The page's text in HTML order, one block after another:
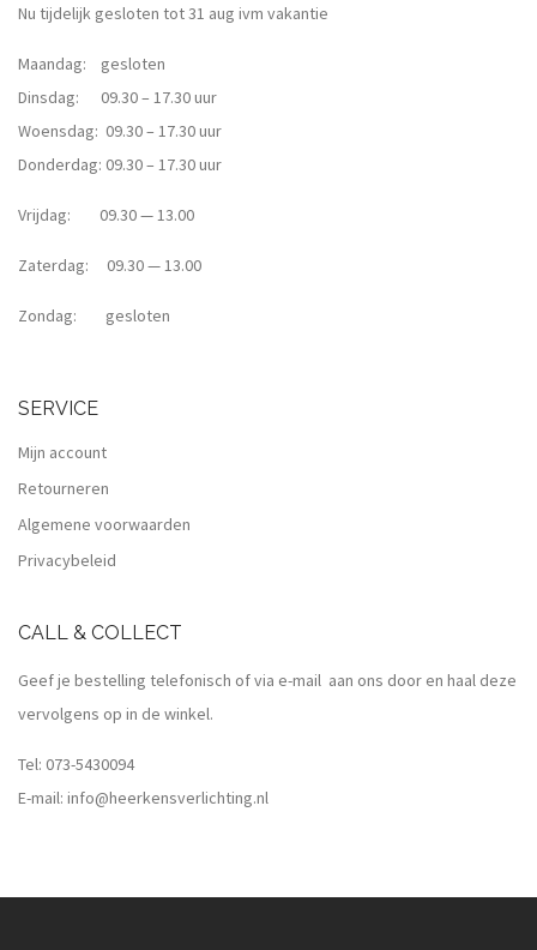
Nu tijdelijk gesloten tot 31 aug ivm vakantie
Maandag: gesloten
Dinsdag: 09.30 – 17.30 uur
Woensdag: 09.30 – 17.30 uur
Donderdag: 09.30 – 17.30 uur
Vrijdag: 09.30 — 13.00
Zaterdag: 09.30 — 13.00
Zondag: gesloten
SERVICE
Mijn account
Retourneren
Algemene voorwaarden
Privacybeleid
CALL & COLLECT
Geef je bestelling telefonisch of via e-mail aan ons door en haal deze
vervolgens op in de winkel.
Tel: 073-5430094
E-mail: info@heerkensverlichting.nl